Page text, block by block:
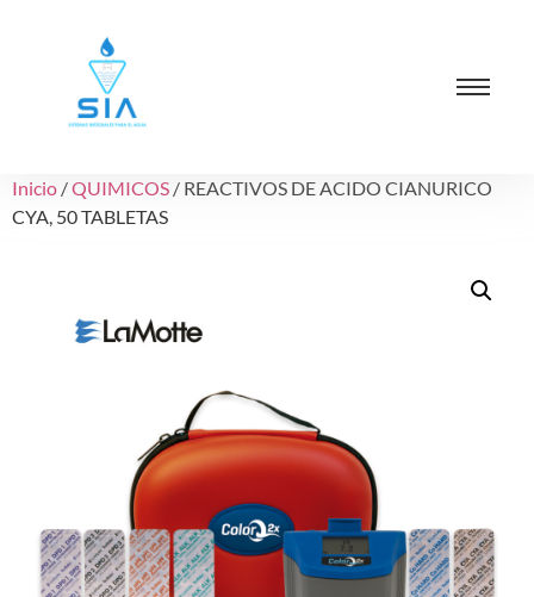
Inicio /QUIMICOS / REACTIVOS DE ACIDO CIANURICO
CYA, 50 TABLETAS